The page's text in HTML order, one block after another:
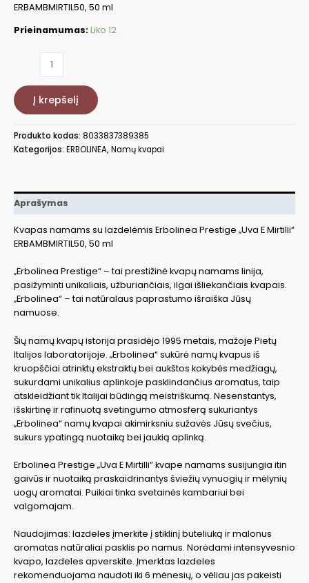
ERBAMBMIRTIL50, 50 ml
Prieinamumas:Liko 12
Kvapas
namams
su
Erbolinea
Uva
ERBAMBMIRTIL50,
50
Į krepšelį
Produkto kodas: 8033837389385
Kategorijos: ERBOLINEA,Namų kvapai
Aprašymas
Kvapas namams su lazdelėmis Erbolinea Prestige „Uva E Mirtilli“
ERBAMBMIRTIL50, 50 ml
„Erbolinea Prestige“ – tai prestižinė kvapų namams linija,
pasižyminti unikaliais, užburiančiais, ilgai išliekančiais kvapais.
„Erbolinea“ – tai natūralaus paprastumo išraiška Jūsų
namuose.
Šių namų kvapų istorija prasidėjo 1995 metais, mažoje Pietų
Italijos laboratorijoje. „Erbolinea“ sukūrė namų kvapus iš
kruopščiai atrinktų ekstraktų bei aukštos kokybės medžiagų,
sukurdami unikalius aplinkoje pasklindančius aromatus, taip
atskleidžiant tik Italijai būdingą meistriškumą. Nesenstantys,
išskirtinę ir rafinuotą svetingumo atmosferą sukuriantys
„Erbolinea“ namų kvapai akimirksniu sužavės Jūsų svečius,
sukurs ypatingą nuotaiką bei jaukią aplinką.
Erbolinea Prestige „Uva E Mirtilli“ kvape namams susijungia itin
gaivūs ir nuotaiką praskaidrinantys šviežių vynuogių ir mėlynių
uogų aromatai. Puikiai tinka svetainės kambariui bei
valgomajam.
Naudojimas: lazdeles įmerkite į stiklinį buteliuką ir malonus
aromatas natūraliai pasklis po namus. Norėdami intensyvesnio
kvapo, lazdeles apverskite. Įmerktas lazdeles
rekomenduojama naudoti iki 6 mėnesių, o vėliau jas pakeisti